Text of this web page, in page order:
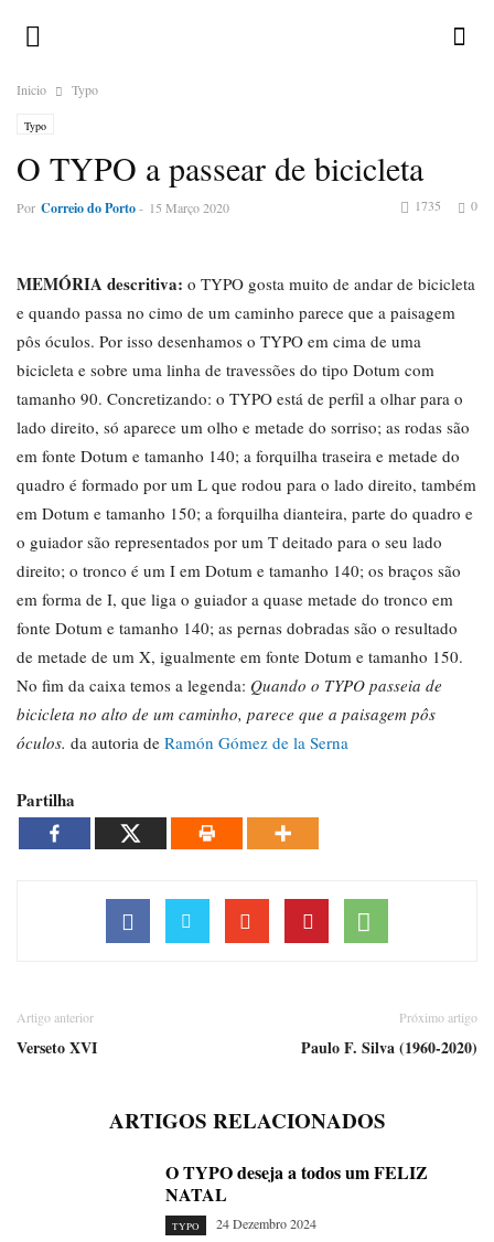
Inicio Typo
Typo
O TYPO a passear de bicicleta
Por Correio do Porto- 15 Março 2020 0
1735
MEMÓRIAdescritiva: o TYPO gosta muito de andar de bicicleta
e quando passa no cimo de um caminho parece que a paisagem
pôs óculos. Por isso desenhamos o TYPO em cima de uma
bicicleta e sobre uma linha de travessões do tipo Dotum com
tamanho 90. Concretizando: o TYPO está de perfil a olhar para o
lado direito, só aparece um olho e metade do sorriso; as rodas são
em fonte Dotum e tamanho 140; a forquilha traseira e metade do
quadro é formado por um L que rodou para o lado direito, também
em Dotum e tamanho 150; a forquilha dianteira, parte do quadro e
o guiador são representados por um T deitado para o seu lado
direito; o tronco é um I em Dotum e tamanho 140; os braços são
em forma de I, que liga o guiador a quase metade do tronco em
fonte Dotum e tamanho 140; as pernas dobradas são o resultado
de metade de um X, igualmente em fonte Dotum e tamanho 150.
No fim da caixa temos a legenda: Quando o TYPO passeia de
bicicleta no alto de um caminho, parece que a paisagem pôs
óculos. da autoria de Ramón Gómez de la Serna
Partilha
Artigo anterior
Verseto XVI
Próximo artigo
Paulo F. Silva (1960-2020)
ARTIGOS RELACIONADOS
O TYPO deseja a todos um FELIZ
NATAL
TYPO 24 Dezembro 2024